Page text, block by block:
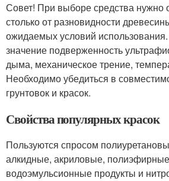
Совет! При выборе средства нужно
столько от разновидности
ожидаемых условий
значение подверженность
дыма, механическое трение,
Необходимо убедиться в
грунтовок и красок.
Свойства популярных красок
Пользуются спросом
алкидные, акриловые,
водоэмульсионные продукты и